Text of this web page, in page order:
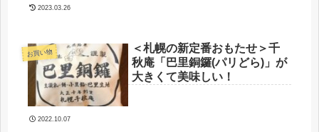
2023.03.26
お買い物
＜札幌の新定番おもたせ＞千
秋庵「巴里銅鑼(パリどら)」が
大きくて美味しい！
2022.10.07